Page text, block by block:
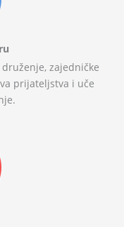
zajedničke
prijateljstva i uče